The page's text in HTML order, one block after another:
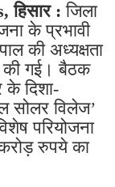
हिसार :जिला
के प्रभावी
की अध्यक्षता
की गई। बैठक
दिशा-
सोलर विलेज’
परियोजना
करोड़ रुपये का